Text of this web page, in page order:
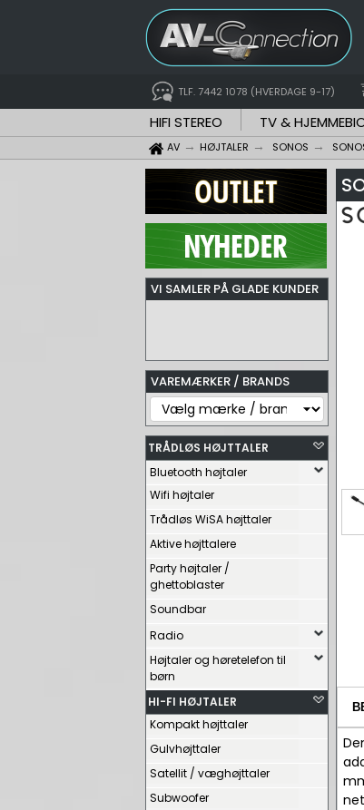
TLF. 7442 1078 (HVERDAGE 9-17)
HIFI STEREO TV &
AV HØJTALER SONOS
VI SAMLER PÅ GLADE KUNDER
VAREMÆRKER / BRANDS
TRÅDLØS HØJTTALER
Bluetooth højtaler
Wifi højtaler
Trådløs WiSA højttaler
Aktive højttalere
Party højtaler /
ghettoblaster
Soundbar
Radio
Højtaler og høretelefon til
børn
HI-FI HØJTALER
Kompakt højttaler
Gulvhøjttaler
Satellit / væghøjttaler
Subwoofer